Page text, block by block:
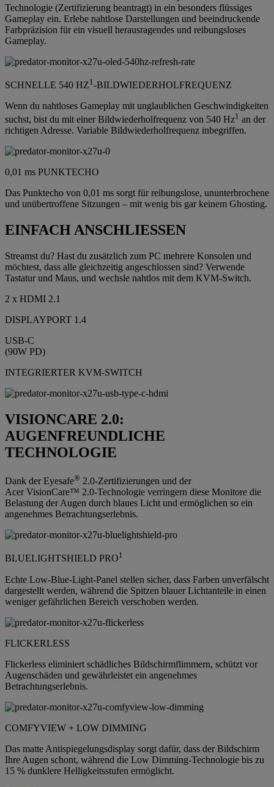
Technologie (Zertifizierung beantragt) in ein besonders flüssiges
Gameplay ein. Erlebe nahtlose Darstellungen und beeindruckende
Farbpräzision für ein visuell herausragendes und reibungsloses
Gameplay.
SCHNELLE 540 HZ1 -BILDWIEDERHOLFREQUENZ
Wenn du nahtloses Gameplay mit unglaublichen Geschwindigkeiten
suchst, bist du mit einer Bildwiederholfrequenz von 540 Hz1 an der
richtigen Adresse. Variable Bildwiederholfrequenz inbegriffen.
0,01 ms PUNKTECHO
Das Punktecho von 0,01 ms sorgt für reibungslose, ununterbrochene
und unübertroffene Sitzungen – mit wenig bis gar keinem Ghosting.
EINFACH ANSCHLIESSEN
Streamst du? Hast du zusätzlich zum PC mehrere Konsolen und
möchtest, dass alle gleichzeitig angeschlossen sind? Verwende
Tastatur und Maus, und wechsle nahtlos mit dem KVM-Switch.
2 x HDMI 2.1
DISPLAYPORT 1.4
USB-C
(90W PD)
INTEGRIERTER KVM-SWITCH
VISIONCARE 2.0:
AUGENFREUNDLICHE
TECHNOLOGIE
Dank der Eyesafe® 2.0-Zertifizierungen und der
Acer VisionCare™ 2.0-Technologie verringern diese Monitore die
Belastung der Augen durch blaues Licht und ermöglichen so ein
angenehmes Betrachtungserlebnis.
BLUELIGHTSHIELD PRO1
Echte Low-Blue-Light-Panel stellen sicher, dass Farben unverfälscht
dargestellt werden, während die Spitzen blauer Lichtanteile in einen
weniger gefährlichen Bereich verschoben werden.
FLICKERLESS
Flickerless eliminiert schädliches Bildschirmflimmern, schützt vor
Augenschäden und gewährleistet ein angenehmes
Betrachtungserlebnis.
COMFYVIEW + LOW DIMMING
Das matte Antispiegelungsdisplay sorgt dafür, dass der Bildschirm
Ihre Augen schont, während die Low Dimming-Technologie bis zu
15 % dunklere Helligkeitsstufen ermöglicht.